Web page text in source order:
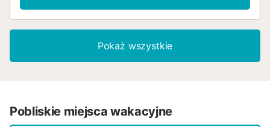
Pokaż wszystkie
Pobliskie miejsca wakacyjne